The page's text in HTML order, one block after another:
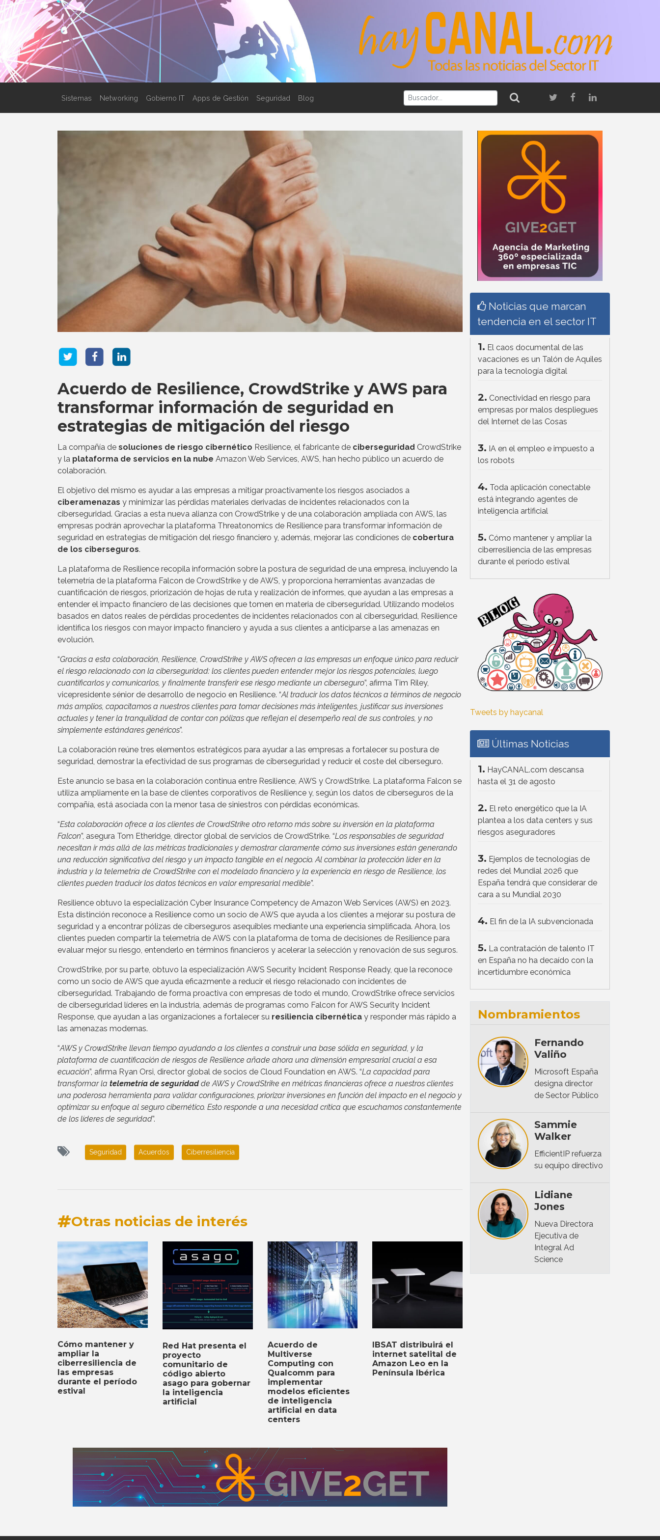
Sistemas Networking Gobierno IT Apps de Gestión Seguridad Blog
Acuerdo de Resilience, CrowdStrike y AWS para
transformar información de seguridad en
estrategias de mitigación del riesgo
La compañía de soluciones de riesgo cibernético Resilience, el fabricante de ciberseguridad CrowdStrike
y la plataforma de servicios en la nube Amazon Web Services, AWS, han hecho público un acuerdo de
colaboración.
El objetivo del mismo es ayudar a las empresas a mitigar proactivamente los riesgos asociados a
ciberamenazas y minimizar las pérdidas materiales derivadas de incidentes relacionados con la
ciberseguridad. Gracias a esta nueva alianza con CrowdStrike y de una colaboración ampliada con AWS, las
empresas podrán aprovechar la plataforma Threatonomics de Resilience para transformar información de
seguridad en estrategias de mitigación del riesgo financiero y, además, mejorar las condiciones de cobertura
de los ciberseguros.
La plataforma de Resilience recopila información sobre la postura de seguridad de una empresa, incluyendo la
telemetría de la plataforma Falcon de CrowdStrike y de AWS, y proporciona herramientas avanzadas de
cuantificación de riesgos, priorización de hojas de ruta y realización de informes, que ayudan a las empresas a
entender el impacto financiero de las decisiones que tomen en materia de ciberseguridad. Utilizando modelos
basados en datos reales de pérdidas procedentes de incidentes relacionados con al ciberseguridad, Resilience
identifica los riesgos con mayor impacto financiero y ayuda a sus clientes a anticiparse a las amenazas en
evolución.
“Gracias a esta colaboración, Resilience, CrowdStrike y AWS ofrecen a las empresas un enfoque único para reducir
el riesgo relacionado con la ciberseguridad: los clientes pueden entender mejor los riesgos potenciales, luego
cuantificarlos y comunicarlos, y finalmente transferir ese riesgo mediante un ciberseguro”, afirma Tim Riley,
vicepresidente sénior de desarrollo de negocio en Resilience. “Al traducir los datos técnicos a términos de negocio
más amplios, capacitamos a nuestros clientes para tomar decisiones más inteligentes, justificar sus inversiones
actuales y tener la tranquilidad de contar con pólizas que reflejan el desempeño real de sus controles, y no
simplemente estándares genéricos”.
La colaboración reúne tres elementos estratégicos para ayudar a las empresas a fortalecer su postura de
seguridad, demostrar la efectividad de sus programas de ciberseguridad y reducir el coste del ciberseguro.
Este anuncio se basa en la colaboración continua entre Resilience, AWS y CrowdStrike. La plataforma Falcon se
utiliza ampliamente en la base de clientes corporativos de Resilience y, según los datos de ciberseguros de la
compañía, está asociada con la menor tasa de siniestros con pérdidas económicas.
“Esta colaboración ofrece a los clientes de CrowdStrike otro retorno más sobre su inversión en la plataforma
Falcon”, asegura Tom Etheridge, director global de servicios de CrowdStrike. “Los responsables de seguridad
necesitan ir más allá de las métricas tradicionales y demostrar claramente cómo sus inversiones están generando
una reducción significativa del riesgo y un impacto tangible en el negocio. Al combinar la protección líder en la
industria y la telemetría de CrowdStrike con el modelado financiero y la experiencia en riesgo de Resilience, los
clientes pueden traducir los datos técnicos en valor empresarial medible”.
Resilience obtuvo la especialización Cyber Insurance Competency de Amazon Web Services (AWS) en 2023.
Esta distinción reconoce a Resilience como un socio de AWS que ayuda a los clientes a mejorar su postura de
seguridad y a encontrar pólizas de ciberseguros asequibles mediante una experiencia simplificada. Ahora, los
clientes pueden compartir la telemetría de AWS con la plataforma de toma de decisiones de Resilience para
evaluar mejor su riesgo, entenderlo en términos financieros y acelerar la selección y renovación de sus seguros.
CrowdStrike, por su parte, obtuvo la especialización AWS Security Incident Response Ready, que la reconoce
como un socio de AWS que ayuda eficazmente a reducir el riesgo relacionado con incidentes de
ciberseguridad. Trabajando de forma proactiva con empresas de todo el mundo, CrowdStrike ofrece servicios
de ciberseguridad líderes en la industria, además de programas como Falcon for AWS Security Incident
Response, que ayudan a las organizaciones a fortalecer su resiliencia cibernética y responder más rápido a
las amenazas modernas.
“AWS y CrowdStrike llevan tiempo ayudando a los clientes a construir una base sólida en seguridad, y la
plataforma de cuantificación de riesgos de Resilience añade ahora una dimensión empresarial crucial a esa
ecuación”, afirma Ryan Orsi, director global de socios de Cloud Foundation en AWS. “La capacidad para
transformar la telemetría de seguridadde AWS y CrowdStrike en métricas financieras ofrece a nuestros clientes
una poderosa herramienta para validar configuraciones, priorizar inversiones en función del impacto en el negocio y
optimizar su enfoque al seguro cibernético. Esto responde a una necesidad crítica que escuchamos constantemente
de los líderes de seguridad”.
Seguridad Acuerdos Ciberresiliencia
Otras noticias de interés
Cómo mantener y
ampliar la
ciberresiliencia de
las empresas
durante el período
estival
Red Hat presenta el
proyecto
comunitario de
código abierto
asago para gobernar
la inteligencia
artificial
Acuerdo de
Multiverse
Computing con
Qualcomm para
implementar
modelos eficientes
de inteligencia
artificial en data
centers
IBSAT distribuirá el
internet satelital de
Amazon Leo en la
Península Ibérica
Noticias que marcan
tendencia en el sector IT
1. El caos documental de las
vacaciones es un Talón de Aquiles
para la tecnología digital
2. Conectividad en riesgo para
empresas por malos despliegues
del Internet de las Cosas
3. IA en el empleo e impuesto a
los robots
4. Toda aplicación conectable
está integrando agentes de
inteligencia artificial
5. Cómo mantener y ampliar la
ciberresiliencia de las empresas
durante el período estival
Tweets by haycanal
Últimas Noticias
1. HayCANAL.com descansa
hasta el 31 de agosto
2. El reto energético que la IA
plantea a los data centers y sus
riesgos aseguradores
3. Ejemplos de tecnologías de
redes del Mundial 2026 que
España tendrá que considerar de
cara a su Mundial 2030
4. El fin de la IA subvencionada
5. La contratación de talento IT
en España no ha decaído con la
incertidumbre económica
Nombramientos
Fernando
Valiño
Microsoft España
designa director
de Sector Público
Sammie
Walker
EfficientIP refuerza
su equipo directivo
Lidiane
Jones
Nueva Directora
Ejecutiva de
Integral Ad
Science